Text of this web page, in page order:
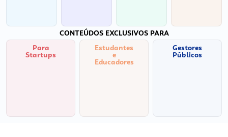
CONTEÚDOS EXCLUSIVOS PARA
Para
Startups
Estudantes
e
Educadores
Gestores
Públicos